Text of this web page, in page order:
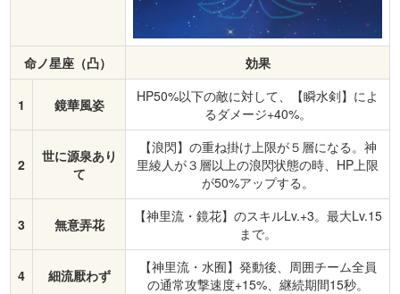
命ノ星座（凸） 効果
1 鏡華風姿
HP50%以下の敵に対して、【瞬水剣】によ
るダメージ+40%。
2
世に源泉あり
て
【浪閃】の重ね掛け上限が５層になる。神
里綾人が３層以上の浪閃状態の時、HP上限
が50%アップする。
3 無意弄花
【神里流・鏡花】のスキルLv.+3。最大Lv.15
まで。
4 細流厭わず
【神里流・水囿】発動後、周囲チーム全員
の通常攻撃速度+15%、継続期間15秒。